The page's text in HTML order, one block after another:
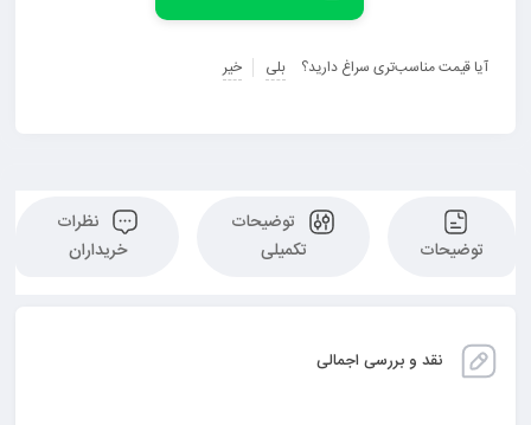
آیا قیمت مناسب‌تری سراغ دارید؟ بلی خیر
توضیحات
توضیحات
تکمیلی
نظرات
خریداران
نقد و بررسی اجمالی